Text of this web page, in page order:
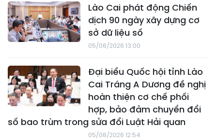
Lào Cai phát động Chiến
dịch 90 ngày xây dựng cơ
sở dữ liệu số
05/08/2026 13:00
Đại biểu Quốc hội tỉnh Lào
Cai Tráng A Dương đề nghị
hoàn thiện cơ chế phối
hợp, bảo đảm chuyển đổi
số bao trùm trong sửa đổi Luật Hải quan
05/08/2026 12:54